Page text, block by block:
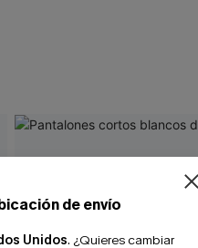
de envío
Unidos. ¿Quieres cambiar